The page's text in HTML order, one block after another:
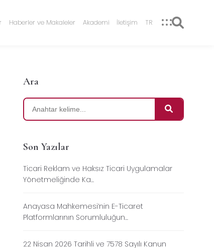
Haberler ve Makaleler Akademi İletişim TR
Ara
Son Yazılar
Ticari Reklam ve Haksız Ticari Uygulamalar
Yönetmeliğinde Ka...
Anayasa Mahkemesi’nin E-Ticaret
Platformlarının Sorumluluğun...
22 Nisan 2026 Tarihli ve 7578 Sayılı Kanun